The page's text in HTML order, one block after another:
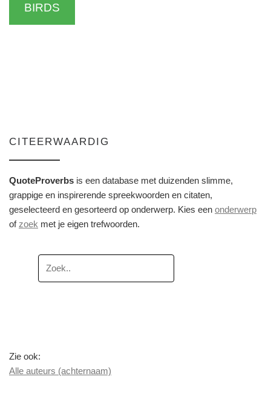
BIRDS
CITEERWAARDIG
QuoteProverbs is een database met duizenden slimme,
grappige en inspirerende spreekwoorden en citaten,
geselecteerd en gesorteerd op onderwerp. Kies een onderwerp
of zoek met je eigen trefwoorden.
Zie ook:
Alle auteurs (achternaam)